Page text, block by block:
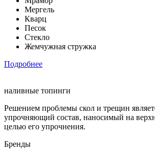
Мергель
Кварц
Песок
Стекло
Жемчужная стружка
Подробнее
наливные топинги
Решением проблемы скол и трещин
упрочняющий состав, наносимый на
целью его упрочнения.
Бренды